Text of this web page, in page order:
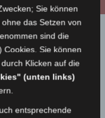
Schaller
Sie können
das Setzen von
sind die
Cookies. Sie können
Klicken auf die
(unten links)
entsprechende